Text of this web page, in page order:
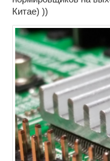
Китае) ))